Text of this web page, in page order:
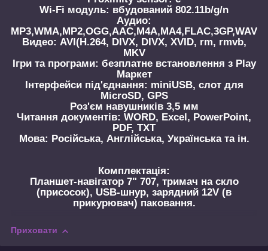
Wi-Fi модуль: вбудований 802.11b/g/n
Аудио:
MP3,WMA,MP2,OGG,AAC,M4A,MA4,FLAC,3GP,WAV
Видео: AVI(H.264, DIVX, DIVX, XVID, rm, rmvb,
MKV
Ігри та програми: безплатне встановлення з Play
Маркет
Інтерфейси під'єднання: miniUSB, слот для
MicroSD, GPS
Роз'єм навушників 3,5 мм
Читання документів: WORD, Excel, PowerPoint,
PDF, TXT
Мова: Російська, Англійська, Українська та ін.
Комплектація:
Планшет-навігатор 7" 707, тримач на скло
(присосок), USB-шнур, зарядний 12V (в
прикурювач) паковання.
Приховати